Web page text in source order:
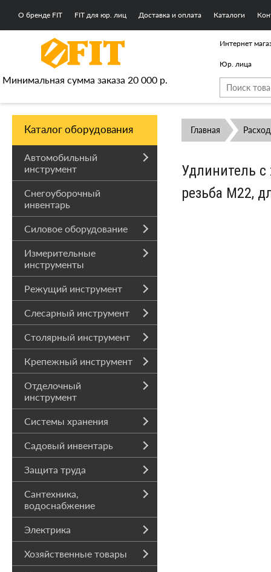
О бренде FIT FIT для юр. лиц Доставка и оплата Каталоги
Минимальная сумма заказа 20 000 р.
Интернет
Юр. лица
Каталог оборудования
Автомобильный
инструмент
Снегоуборочный
инвентарь
Силовое оборудование
Измерительные
инструменты
Режущий инструмент
Слесарный инструмент
Столярный инструмент
Крепежный инструмент
Отделочный
инструмент
Системы хранения
Садовый инвентарь
Защита труда
Сантехника,
водоснабжение
Электрика
Хозяйственные товары
Главная
Удлинитель с
резьба М22,